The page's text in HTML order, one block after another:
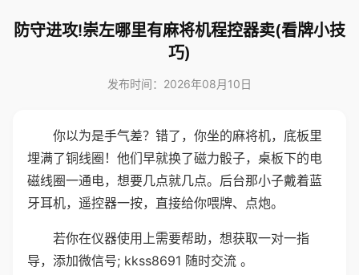
防守进攻!崇左哪里有麻将机程控器卖(看牌小技
巧)
发布时间：2026年08月10日
你以为是手气差？错了，你坐的麻将机，底板里
埋满了铜线圈！他们早就换了磁力骰子，桌板下的电
磁线圈一通电，想要几点就几点。后台那小子戴着蓝
牙耳机，遥控器一按，直接给你喂牌、点炮。
若你在仪器使用上需要帮助，想获取一对一指
导，添加微信号; kkss8691 随时交流 。